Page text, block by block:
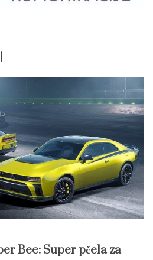
Bee: Super pčela za